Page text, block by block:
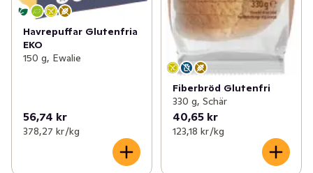
Havrepuffar Glutenfria
EKO
150 g, Ewalie
56,74 kr
378,27 kr /kg
Fiberbröd Glutenfri
330 g, Schär
40,65 kr
123,18 kr /kg